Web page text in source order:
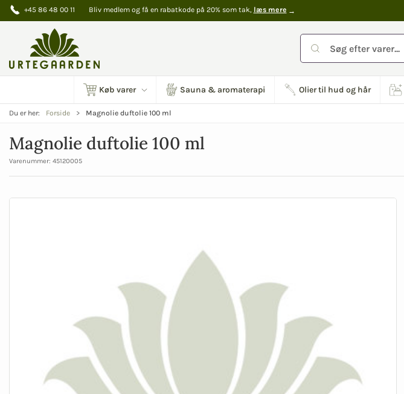
+45 86 48 00 11 Bliv medlem og få en rabatkode på 20% som tak, læs mere
Køb varer Sauna & aromaterapi Olier til hud og hår
Du er her: Forside Magnolie duftolie 100 ml
Magnolie duftolie 100 ml
Varenummer: 45120005